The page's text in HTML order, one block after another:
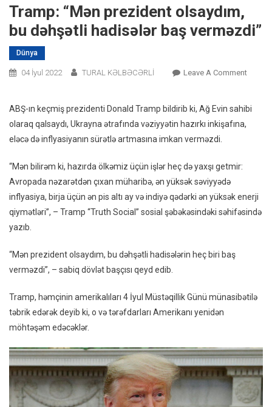
Tramp: “Mən prezident olsaydım,
bu dəhşətli hadisələr baş verməzdi”
Dünya
04 İyul 2022 TURAL KƏLBƏCƏRLİ Leave A CommentOn
ABŞ-ın keçmiş prezidenti Donald Tramp bildirib ki, Ağ Evin sahibi
olaraq qalsaydı, Ukrayna ətrafında vəziyyətin hazırkı inkişafına,
eləcə də inflyasiyanın sürətlə artmasına imkan verməzdi.
“Mən bilirəm ki, hazırda ölkəmiz üçün işlər heç də yaxşı getmir:
Avropada nəzarətdən çıxan müharibə, ən yüksək səviyyədə
inflyasiya, birja üçün ən pis altı ay və indiyə qədərki ən yüksək enerji
qiymətləri”, – Tramp “Truth Social” sosial şəbəkəsindəki səhifəsində
yazıb.
“Mən prezident olsaydım, bu dəhşətli hadisələrin heç biri baş
verməzdi”, – sabiq dövlət başçısı qeyd edib.
Tramp, həmçinin amerikalıları 4 İyul Müstəqillik Günü münasibətilə
təbrik edərək deyib ki, o və tərəfdarları Amerikanı yenidən
möhtəşəm edəcəklər.